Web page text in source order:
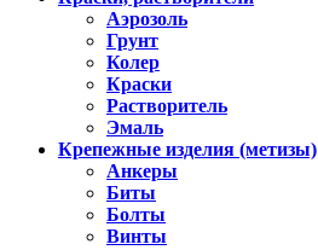
Аэрозоль
Грунт
Колер
Краски
Растворитель
Эмаль
Крепежные изделия (метизы)
Анкеры
Биты
Болты
Винты